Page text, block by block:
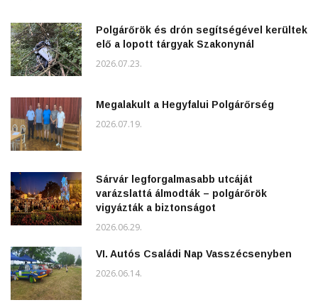
Polgárőrök és drón segítségével kerültek
elő a lopott tárgyak Szakonynál
2026.07.23.
Megalakult a Hegyfalui Polgárőrség
2026.07.19.
Sárvár legforgalmasabb utcáját
varázslattá álmodták – polgárőrök
vigyázták a biztonságot
2026.06.29.
VI. Autós Családi Nap Vasszécsenyben
2026.06.14.